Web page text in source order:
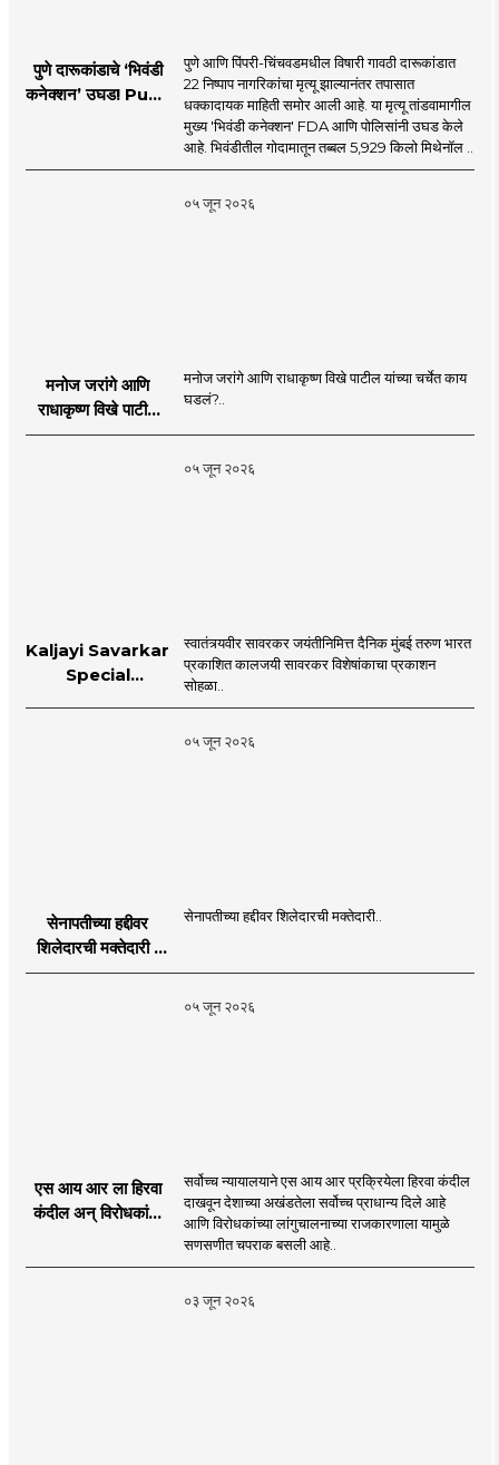
पुणे दारूकांडाचे ‘भिवंडी
कनेक्शन’ उघड! Pune
पुणे आणि पिंपरी-चिंचवडमधील विषारी गावठी दारूकांडात
22 निष्पाप नागरिकांचा मृत्यू झाल्यानंतर तपासात
धक्कादायक माहिती समोर आली आहे. या मृत्यू तांडवामागील
मुख्य 'भिवंडी कनेक्शन' FDA आणि पोलिसांनी उघड केले
आहे. भिवंडीतील गोदामातून तब्बल 5,929 किलो मिथेनॉल ..
०५ जून २०२६
मनोज जरांगे आणि
राधाकृष्ण विखे पाटील
यांच्या चर्चेत काय घडलं?
मनोज जरांगे आणि राधाकृष्ण विखे पाटील यांच्या चर्चेत काय
घडलं?..
०५ जून २०२६
Kaljayi Savarkar
Special
स्वातंत्र्यवीर सावरकर जयंतीनिमित्त दैनिक मुंबई तरुण भारत
प्रकाशित कालजयी सावरकर विशेषांकाचा प्रकाशन
सोहळा..
०५ जून २०२६
सेनापतीच्या हद्दीवर
शिलेदारची मक्तेदारी |
Sahyadri Tiger
सेनापतीच्या हद्दीवर शिलेदारची मक्तेदारी..
०५ जून २०२६
एस आय आर ला हिरवा
कंदील अन् विरोधकांना
सर्वोच्च न्यायालयाने एस आय आर प्रक्रियेला हिरवा कंदील
दाखवून देशाच्या अखंडतेला सर्वोच्च प्राधान्य दिले आहे
आणि विरोधकांच्या लांगुचालनाच्या राजकारणाला यामुळे
सणसणीत चपराक बसली आहे..
०३ जून २०२६